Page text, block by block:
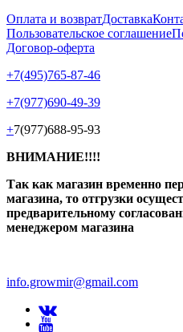
Оплата и возвратДоставка
Пользовательское соглашение
Договор-оферта
+7(495)765-87-46
+7(977)690-49-39
+7(977)688-95-93
ВНИМАНИЕ!!!!
Так как магазин временно
магазина, то отгрузки
предварительному
менеджером магазина
info.growmir@gmail.com